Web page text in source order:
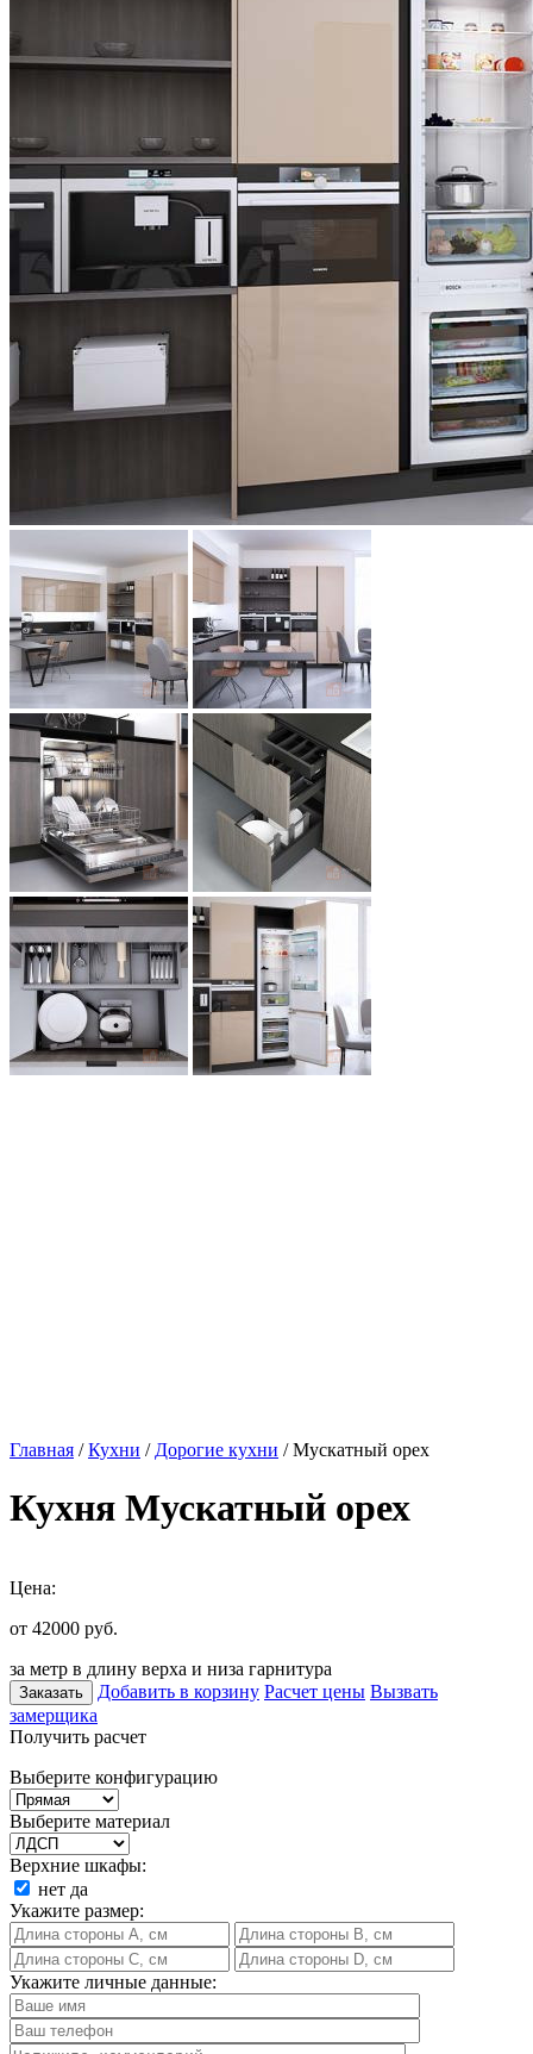
Главная /Кухни / Дорогие кухни / Мускатный орех
Кухня Мускатный орех
Цена:
от 42000 руб.
за метр в длину верха и низа гарнитура
Заказать Добавить в корзину Расчет цены Вызвать
замерщика
Получить расчет
Выберите конфигурацию
Выберите материал
Верхние шкафы:
нет да
Укажите размер:
Укажите личные данные: